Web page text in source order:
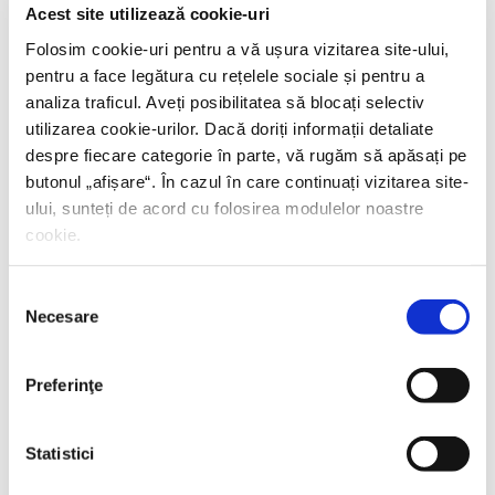
Acest site utilizează cookie-uri
Folosim cookie-uri pentru a vă ușura vizitarea site-ului,
pentru a face legătura cu rețelele sociale și pentru a
analiza traficul. Aveți posibilitatea să blocați selectiv
utilizarea cookie-urilor. Dacă doriți informații detaliate
despre fiecare categorie în parte, vă rugăm să apăsați pe
butonul „ afișare“. În cazul în care continuați vizitarea site-
ului, sunteți de acord cu folosirea modulelor noastre
cookie.
consimțământului
Necesare
Preferinţe
Statistici
Sabine Hossenfelder,Fizica existenţială
PREȚ 71.99 RON